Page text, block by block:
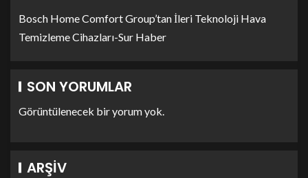
Bosch Home Comfort Group’tan İleri Teknoloji Hava
Temizleme Cihazları-Sur Haber
SON YORUMLAR
Görüntülenecek bir yorum yok.
ARŞIV